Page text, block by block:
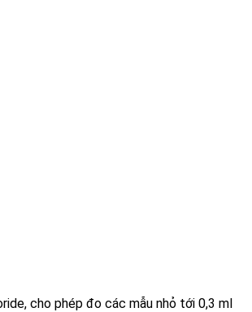
cho phép đo các mẫu nhỏ tới 0,3 ml